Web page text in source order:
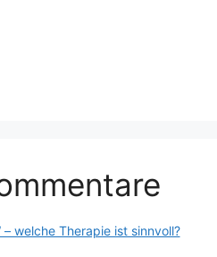
– welche Therapie ist sinnvoll?